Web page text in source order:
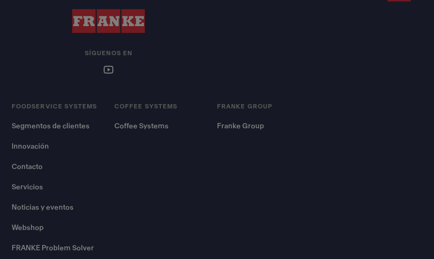
FOODSERVICE SYSTEMS
Segmentos de clientes
Innovación
Contacto
Servicios
Noticias y eventos
Webshop
FRANKE Problem Solver
COFFEE SYSTEMS
Coffee Systems
FRANKE GROUP
Franke Group
SÍGUENOS EN